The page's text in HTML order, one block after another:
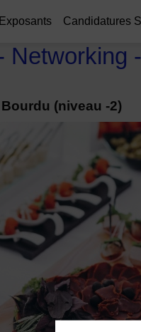
Candidatures
Networking
(niveau -2)